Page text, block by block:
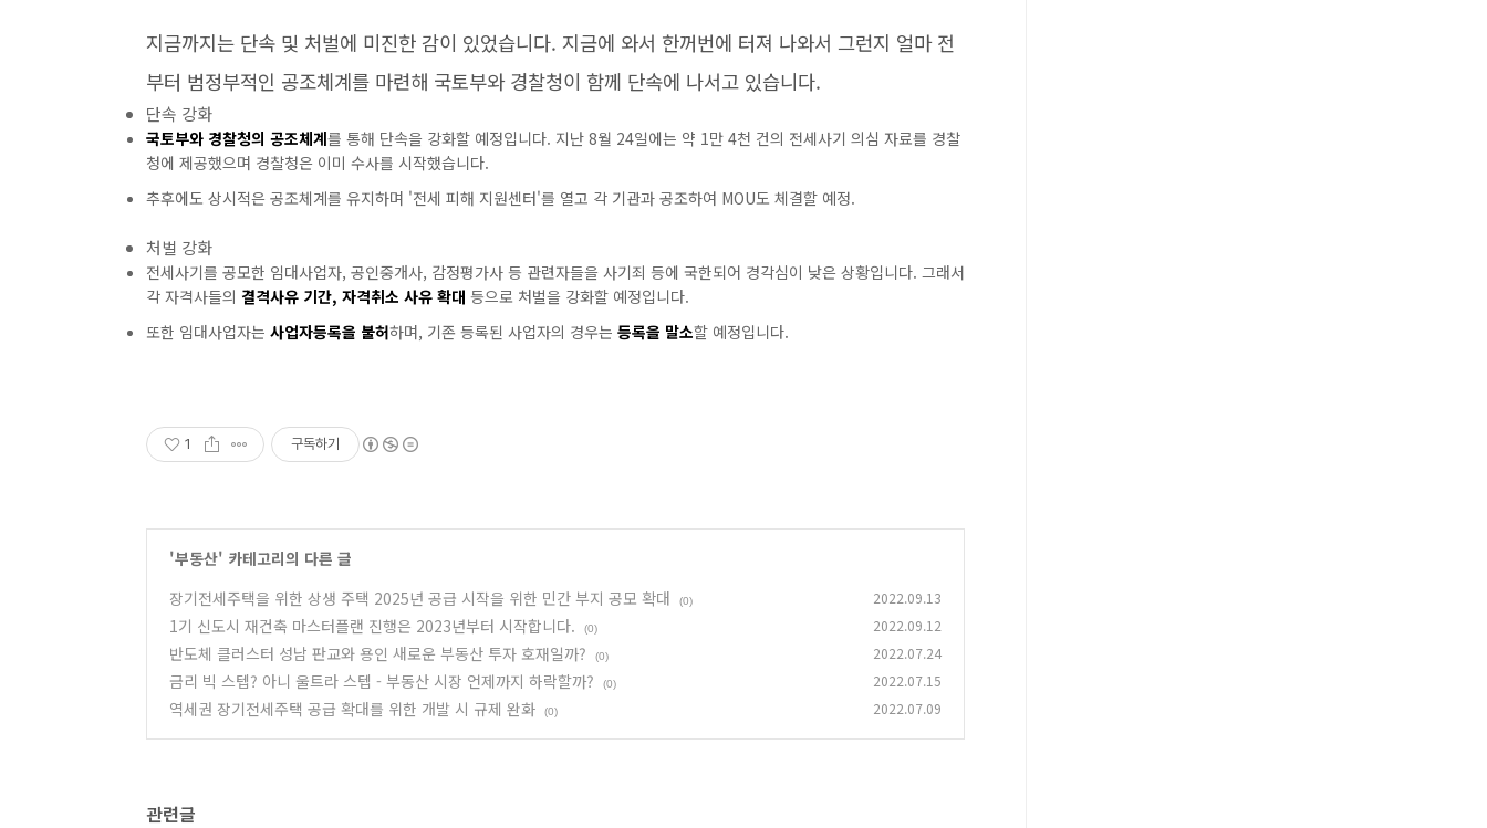
지금까지는 단속 및 처벌에 미진한 감이 있었습니다. 지금에 와서 한꺼번에 터져 나와서 그런지 얼마 전
부터 범정부적인 공조체계를 마련해 국토부와 경찰청이 함께 단속에 나서고 있습니다.
단속 강화
국토부와 경찰청의 공조체계를 통해 단속을 강화할 예정입니다. 지난 8월 24일에는 약 1만 4천 건의 전세사기 의심 자료를 경찰
청에 제공했으며 경찰청은 이미 수사를 시작했습니다.
추후에도 상시적은 공조체계를 유지하며 '전세 피해 지원센터'를 열고 각 기관과 공조하여 MOU도 체결할 예정.
처벌 강화
전세사기를 공모한 임대사업자, 공인중개사, 감정평가사 등 관련자들을 사기죄 등에 국한되어 경각심이 낮은 상황입니다. 그래서
각 자격사들의 결격사유 기간, 자격취소 사유 확대 등으로 처벌을 강화할 예정입니다.
또한 임대사업자는 사업자등록을 불허하며, 기존 등록된 사업자의 경우는 등록을 말소할 예정입니다.
1 구독하기
'부동산' 카테고리의 다른 글
장기전세주택을 위한 상생 주택 2025년 공급 시작을 위한 민간 부지 공모 확대
(0) 2022.09.13
1기 신도시 재건축 마스터플랜 진행은 2023년부터 시작합니다. (0) 2022.09.12
반도체 클러스터 성남 판교와 용인 새로운 부동산 투자 호재일까? (0) 2022.07.24
금리 빅 스텝? 아니 울트라 스텝 - 부동산 시장 언제까지 하락할까? (0) 2022.07.15
역세권 장기전세주택 공급 확대를 위한 개발 시 규제 완화 (0) 2022.07.09
관련글